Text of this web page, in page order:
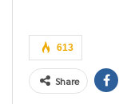
613
Share